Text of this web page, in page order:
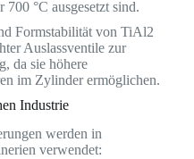
700 °C ausgesetzt sind.
Formstabilität von TiAl2
Auslassventile zur
da sie höhere
im Zylinder ermöglichen.
Industrie
werden in
verwendet: